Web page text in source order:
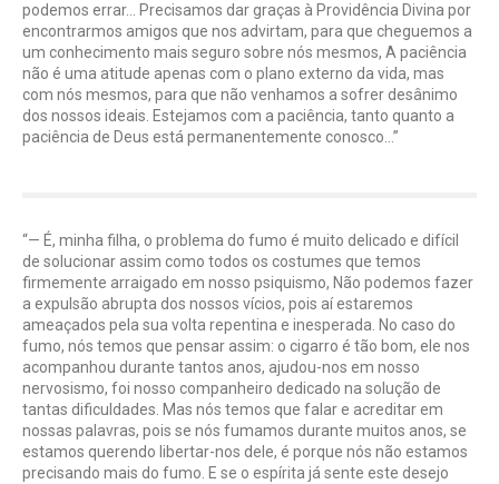
podemos errar… Precisamos dar graças à Providência Divina por
encontrarmos amigos que nos advirtam, para que cheguemos a
um conhecimento mais seguro sobre nós mesmos, A paciência
não é uma atitude apenas com o plano externo da vida, mas
com nós mesmos, para que não venhamos a sofrer desânimo
dos nossos ideais. Estejamos com a paciência, tanto quanto a
paciência de Deus está permanentemente conosco…”
“— É, minha filha, o problema do fumo é muito delicado e difícil
de solucionar assim como todos os costumes que temos
firmemente arraigado em nosso psiquismo, Não podemos fazer
a expulsão abrupta dos nossos vícios, pois aí estaremos
ameaçados pela sua volta repentina e inesperada. No caso do
fumo, nós temos que pensar assim: o cigarro é tão bom, ele nos
acompanhou durante tantos anos, ajudou-nos em nosso
nervosismo, foi nosso companheiro dedicado na solução de
tantas dificuldades. Mas nós temos que falar e acreditar em
nossas palavras, pois se nós fumamos durante muitos anos, se
estamos querendo libertar-nos dele, é porque nós não estamos
precisando mais do fumo. E se o espírita já sente este desejo